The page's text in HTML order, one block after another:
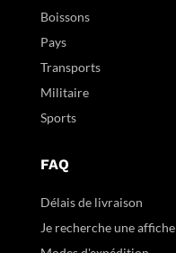
Boissons
Pays
Transports
Militaire
Sports
FAQ
Délais de livraison
Je recherche une affiche